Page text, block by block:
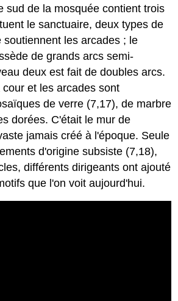
sud de la mosquée contient trois
le sanctuaire, deux types de
soutiennent les arcades ; le
de grands arcs semi-
deux est fait de doubles arcs.
et les arcades sont
de verre (7,17), de marbre
dorées. C'était le mur de
jamais créé à l'époque. Seule
d'origine subsiste (7,18),
différents dirigeants ont ajouté
que l'on voit aujourd'hui.